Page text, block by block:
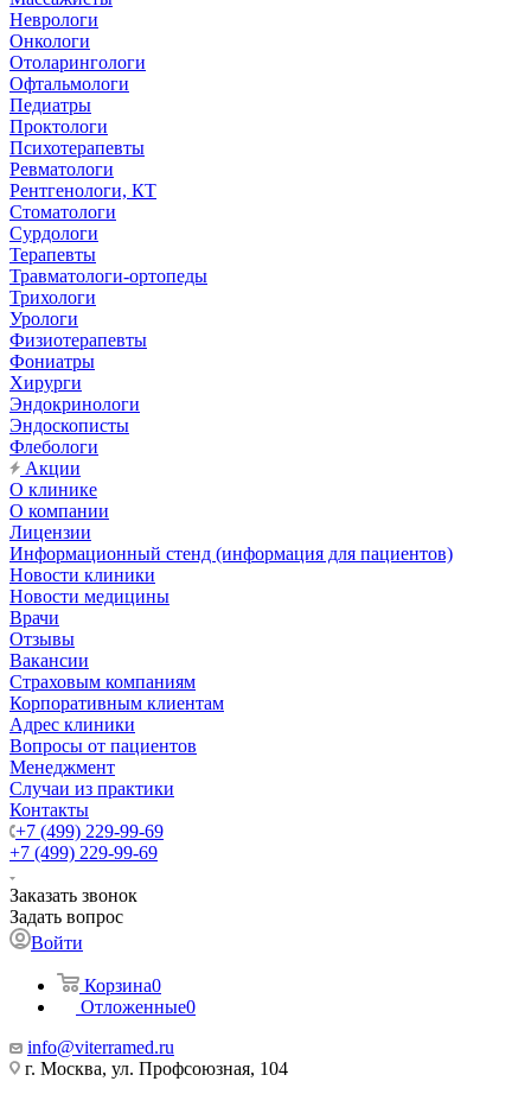
Неврологи
Онкологи
Отоларингологи
Офтальмологи
Педиатры
Проктологи
Психотерапевты
Ревматологи
Рентгенологи, КТ
Стоматологи
Сурдологи
Терапевты
Травматологи-ортопеды
Трихологи
Урологи
Физиотерапевты
Фониатры
Хирурги
Эндокринологи
Эндоскописты
Флебологи
Акции
О клинике
О компании
Лицензии
Информационный стенд (информация для пациентов)
Новости клиники
Новости медицины
Врачи
Отзывы
Вакансии
Страховым компаниям
Корпоративным клиентам
Адрес клиники
Вопросы от пациентов
Менеджмент
Случаи из практики
Контакты
+7 (499) 229-99-69
+7 (499) 229-99-69
Заказать звонок
Задать вопрос
Войти
Корзина0
Отложенные0
info@viterramed.ru
г. Москва, ул. Профсоюзная, 104